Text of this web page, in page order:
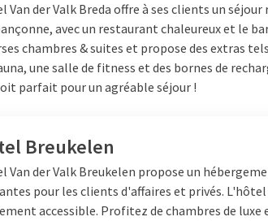
Van der Valk Breda offre à ses clients un
avec un restaurant chaleureux et le
chambres & suites et propose des extras
une salle de fitness et des bornes de
parfait pour un agréable séjour !
Breukelen
Van der Valk Breukelen propose un
pour les clients d'affaires et privés.
accessible. Profitez de chambres de luxe